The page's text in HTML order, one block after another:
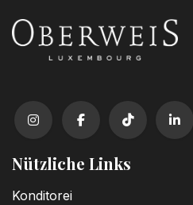
Nützliche Links
Konditorei